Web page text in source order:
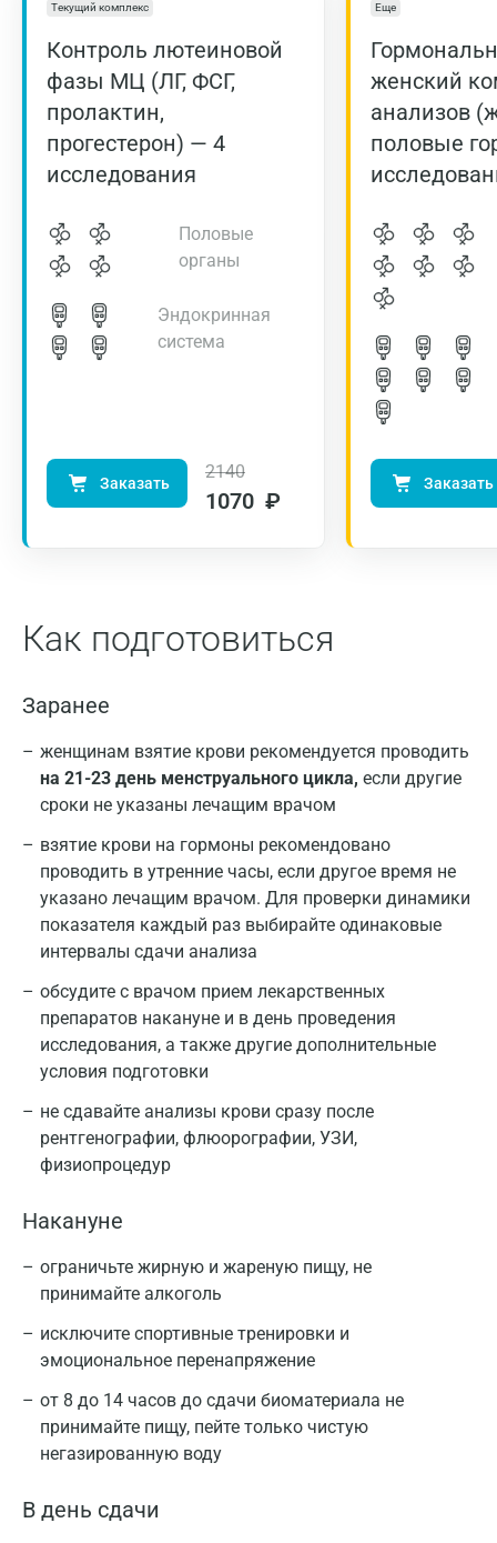
Текущий комплекс
Контроль лютеиновой
фазы МЦ (ЛГ, ФСГ,
пролактин,
прогестерон) — 4
исследования
Половые
органы
Эндокринная
система
Заказать
2140
1070 ₽
Еще
женский
анализов
половые
Заказать
Как подготовиться
Заранее
женщинам взятие крови рекомендуется проводить
на 21-23 день менструального цикла, если другие
сроки не указаны лечащим врачом
взятие крови на гормоны рекомендовано
проводить в утренние часы, если другое время не
указано лечащим врачом. Для проверки динамики
показателя каждый раз выбирайте одинаковые
интервалы сдачи анализа
обсудите с врачом прием лекарственных
препаратов накануне и в день проведения
исследования, а также другие дополнительные
условия подготовки
не сдавайте анализы крови сразу после
рентгенографии, флюорографии, УЗИ,
физиопроцедур
Накануне
ограничьте жирную и жареную пищу, не
принимайте алкоголь
исключите спортивные тренировки и
эмоциональное перенапряжение
от 8 до 14 часов до сдачи биоматериала не
принимайте пищу, пейте только чистую
негазированную воду
В день сдачи
Москва
Санкт-Петербург